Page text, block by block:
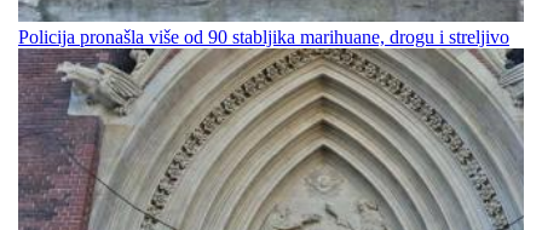
Policija pronašla više od 90 stabljika marihuane, drogu i streljivo